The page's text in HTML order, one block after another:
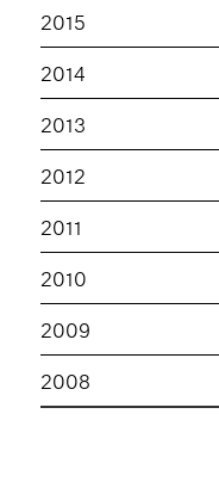
2015
2014
2013
2012
2011
2010
2009
2008